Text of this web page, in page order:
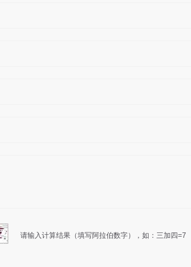
请输入计算结果（填写阿拉伯数字），如：三加四=7